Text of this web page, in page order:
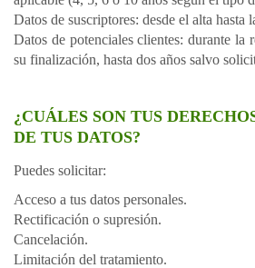
Datos de suscriptores: desde el alta hasta
Datos de potenciales clientes: durante la
su finalización, hasta dos años salvo
¿CUÁLES SON TUS
DE TUS DATOS?
Puedes solicitar:
Acceso a tus datos personales.
Rectificación o supresión.
Cancelación.
Limitación del tratamiento.